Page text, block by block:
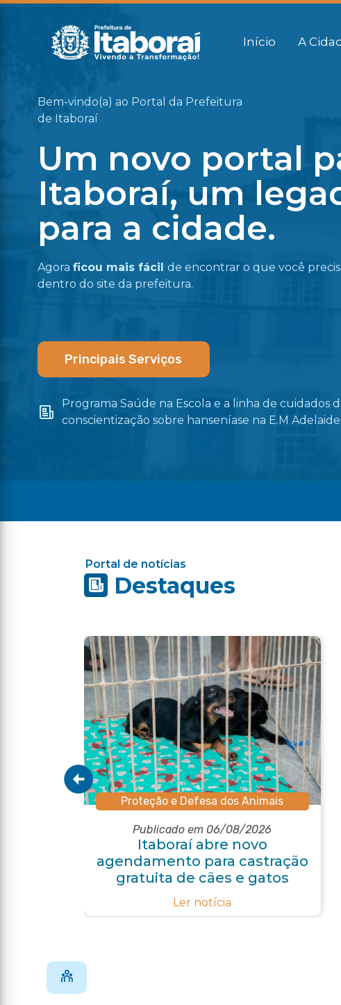
Início A
Bem-vindo(a) ao Portal da Prefeitura
de Itaboraí
Um novo portal
Itaboraí, um
para a cidade.
Agora ficou mais fácil de encontrar o que você
dentro do site da prefeitura.
Principais Serviços
Programa Saúde na Escola e a linha de cuidados
conscientização sobre hanseníase na E.M
Portal de notícias
Destaques
Proteção e Defesa dos Animais
Publicado em 06/08/2026
Itaboraí abre novo
agendamento para castração
gratuita de cães e gatos
Ler notícia